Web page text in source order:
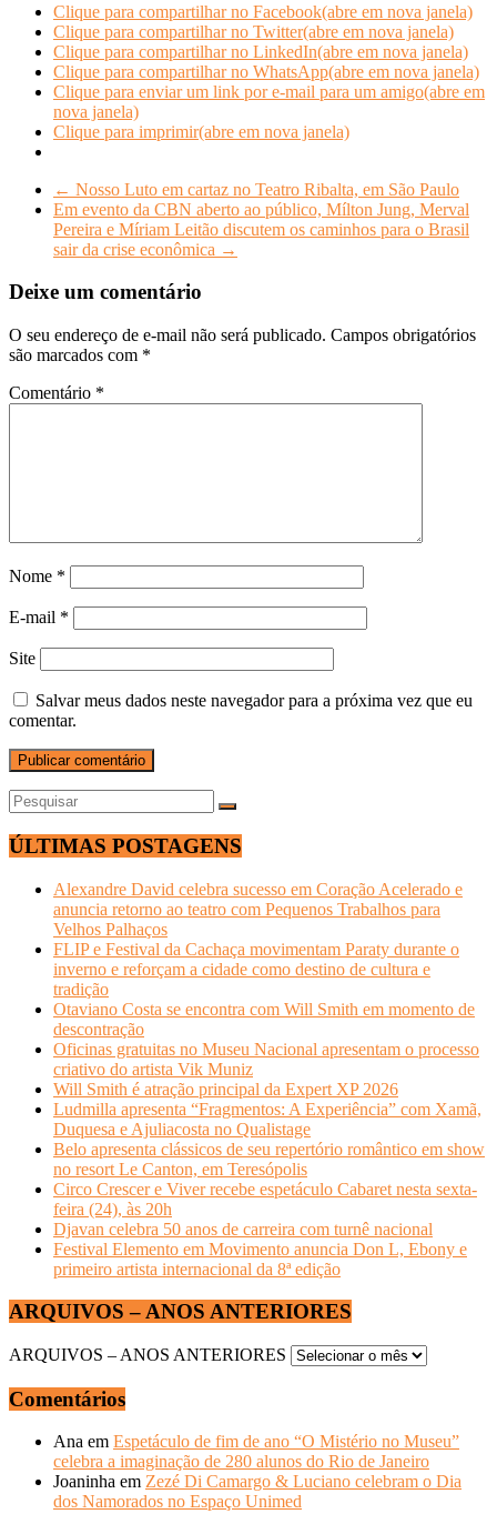
Clique para compartilhar no Facebook(abre em nova janela)
Clique para compartilhar no Twitter(abre em nova janela)
Clique para compartilhar no LinkedIn(abre em nova janela)
Clique para compartilhar no WhatsApp(abre em nova janela)
Clique para enviar um link por e-mail para um amigo(abre em
nova janela)
Clique para imprimir(abre em nova janela)
← Nosso Luto em cartaz no Teatro Ribalta, em São Paulo
Em evento da CBN aberto ao público, Mílton Jung, Merval
Pereira e Míriam Leitão discutem os caminhos para o Brasil
sair da crise econômica →
Deixe um comentário
O seu endereço de e-mail não será publicado. Campos obrigatórios
são marcados com *
Comentário *
Nome *
E-mail *
Site
Salvar meus dados neste navegador para a próxima vez que eu
comentar.
ÚLTIMAS POSTAGENS
Alexandre David celebra sucesso em Coração Acelerado e
anuncia retorno ao teatro com Pequenos Trabalhos para
Velhos Palhaços
FLIP e Festival da Cachaça movimentam Paraty durante o
inverno e reforçam a cidade como destino de cultura e
tradição
Otaviano Costa se encontra com Will Smith em momento de
descontração
Oficinas gratuitas no Museu Nacional apresentam o processo
criativo do artista Vik Muniz
Will Smith é atração principal da Expert XP 2026
Ludmilla apresenta “Fragmentos: A Experiência” com Xamã,
Duquesa e Ajuliacosta no Qualistage
Belo apresenta clássicos de seu repertório romântico em show
no resort Le Canton, em Teresópolis
Circo Crescer e Viver recebe espetáculo Cabaret nesta sexta-
feira (24), às 20h
Djavan celebra 50 anos de carreira com turnê nacional
Festival Elemento em Movimento anuncia Don L, Ebony e
primeiro artista internacional da 8ª edição
ARQUIVOS – ANOS ANTERIORES
ARQUIVOS – ANOS ANTERIORES
Comentários
Ana em Espetáculo de fim de ano “O Mistério no Museu”
celebra a imaginação de 280 alunos do Rio de Janeiro
Joaninha em Zezé Di Camargo & Luciano celebram o Dia
dos Namorados no Espaço Unimed